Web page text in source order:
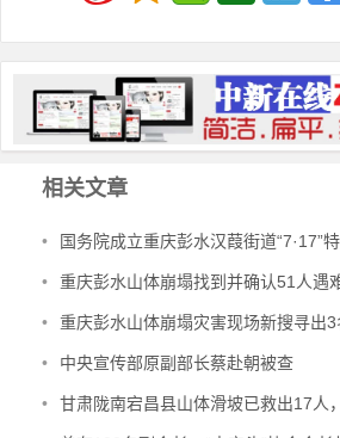
相关文章
• 国务院成立重庆彭水汉葭街道“7·17”特别重大山
• 重庆彭水山体崩塌找到并确认51人遇
• 重庆彭水山体崩塌灾害现场新搜寻出
• 中央宣传部原副部长蔡赴朝被查
• 甘肃陇南宕昌县山体滑坡已救出17人